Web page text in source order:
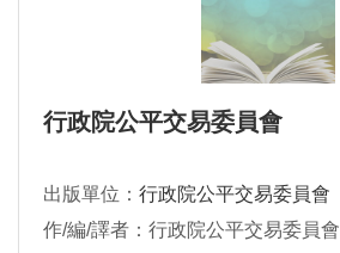
行政院公平交易委員會
出版單位： 行政院公平交易委員會
作/編/譯者：行政院公平交易委員會